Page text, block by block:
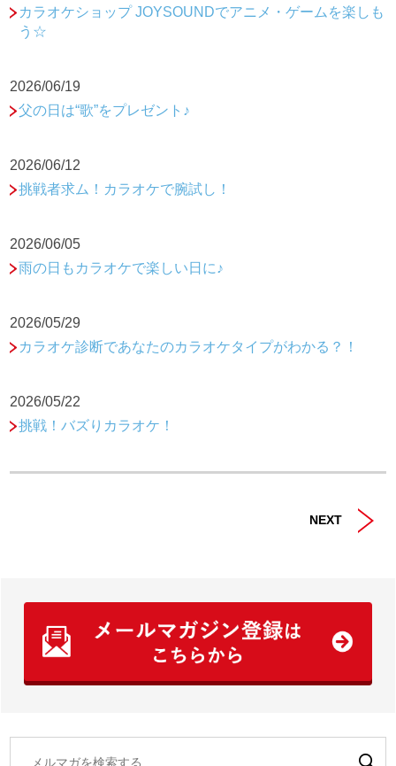
カラオケショップ JOYSOUNDでアニメ・ゲームを楽しも
う☆
2026/06/19
父の日は“歌”をプレゼント♪
2026/06/12
挑戦者求ム！カラオケで腕試し！
2026/06/05
雨の日もカラオケで楽しい日に♪
2026/05/29
カラオケ診断であなたのカラオケタイプがわかる？！
2026/05/22
挑戦！バズりカラオケ！
NEXT